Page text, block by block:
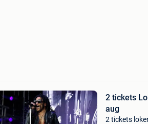
2 tickets
aug
2 tickets